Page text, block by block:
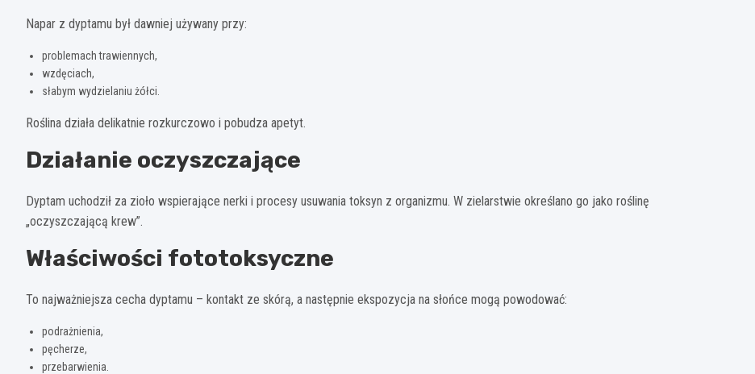
Napar z dyptamu był dawniej używany przy:
problemach trawiennych,
wzdęciach,
słabym wydzielaniu żółci.
Roślina działa delikatnie rozkurczowo i pobudza apetyt.
Działanie oczyszczające
Dyptam uchodził za zioło wspierające nerki i procesy usuwania toksyn z organizmu. W zielarstwie określano go jako roślinę
„oczyszczającą krew”.
Właściwości fototoksyczne
To najważniejsza cecha dyptamu – kontakt ze skórą, a następnie ekspozycja na słońce mogą powodować:
podrażnienia,
pęcherze,
przebarwienia.